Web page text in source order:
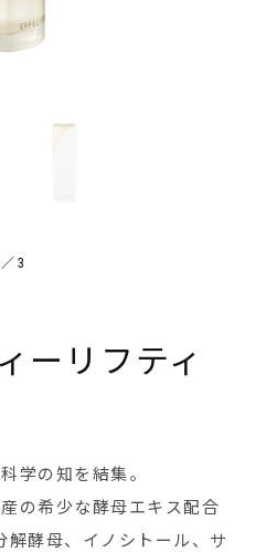
／ 3
ーリフティ
学の知を結集。
の希少な酵母エキス配合
解酵母、イノシトール、サ